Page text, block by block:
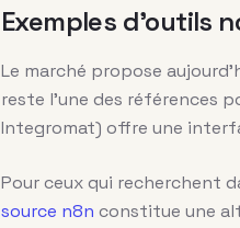
Exemples d’outils
Le marché propose
reste l’une des références
Integromat) offre une
Pour ceux qui recherchent
source n8n constitue une